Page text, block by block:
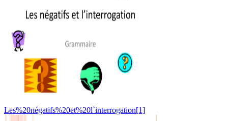
Les%20négatifs%20et%20l`interrogation[1]